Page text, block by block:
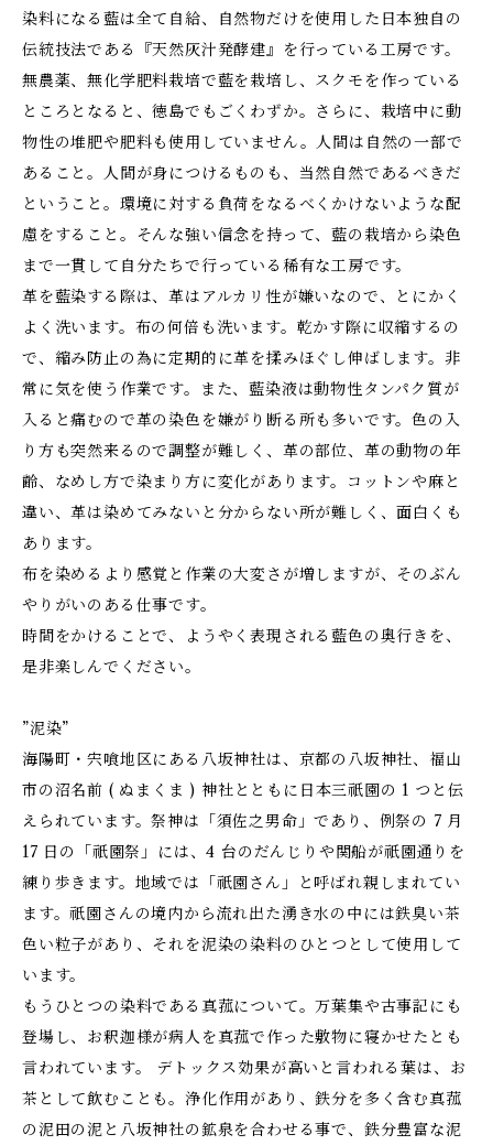
染料になる藍は全て自給、自然物だけを使用した日本独自の
伝統技法である『天然灰汁発酵建』を行っている工房です。
無農薬、無化学肥料栽培で藍を栽培し、スクモを作っている
ところとなると、徳島でもごくわずか。さらに、栽培中に動
物性の堆肥や肥料も使用していません。人間は自然の一部で
あること。人間が身につけるものも、当然自然であるべきだ
ということ。環境に対する負荷をなるべくかけないような配
慮をすること。そんな強い信念を持って、藍の栽培から染色
まで一貫して自分たちで行っている稀有な工房です。
革を藍染する際は、革はアルカリ性が嫌いなので、とにかく
よく洗います。布の何倍も洗います。乾かす際に収縮するの
で、縮み防止の為に定期的に革を揉みほぐし伸ばします。非
常に気を使う作業です。また、藍染液は動物性タンパク質が
入ると痛むので革の染色を嫌がり断る所も多いです。色の入
り方も突然来るので調整が難しく、革の部位、革の動物の年
齢、なめし方で染まり方に変化があります。コットンや麻と
違い、革は染めてみないと分からない所が難しく、面白くも
あります。
布を染めるより感覚と作業の大変さが増しますが、そのぶん
やりがいのある仕事です。
時間をかけることで、ようやく表現される藍色の奥行きを、
是非楽しんでください。
”泥染”
海陽町・宍喰地区にある八坂神社は、京都の八坂神社、福山
市の沼名前 ( ぬまくま ) 神社とともに日本三祇園の 1 つと伝
えられています。祭神は「須佐之男命」であり、例祭の 7 月
17 日の「祇園祭」には、4 台のだんじりや関船が祇園通りを
練り歩きます。地域では「祇園さん」と呼ばれ親しまれてい
ます。祇園さんの境内から流れ出た湧き水の中には鉄臭い茶
色い粒子があり、それを泥染の染料のひとつとして使用して
います。
もうひとつの染料である真菰について。万葉集や古事記にも
登場し、お釈迦様が病人を真菰で作った敷物に寝かせたとも
言われています。 デトックス効果が高いと言われる葉は、お
茶として飲むことも。浄化作用があり、鉄分を多く含む真菰
の泥田の泥と八坂神社の鉱泉を合わせる事で、鉄分豊富な泥